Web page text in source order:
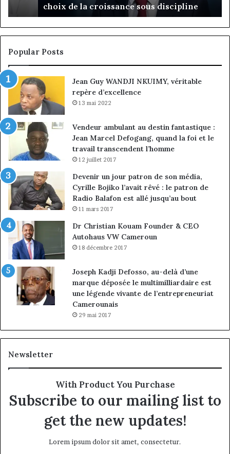
de
la
croissance
sous
discipline
choix de la croissance sous discipline
à
la
Popular Posts
Jean Guy WANDJI NKUIMY, véritable
repère d’excellence
13 mai 2022
Vendeur ambulant au destin fantastique :
Jean Marcel Defogang, quand la foi et le
travail transcendent l’homme
12 juillet 2017
Devenir un jour patron de son média,
Cyrille Bojiko l’avait rêvé : le patron de
Radio Balafon est allé jusqu’au bout
11 mars 2017
Dr Christian Kouam Founder & CEO
Autohaus VW Cameroun
18 décembre 2017
Joseph Kadji Defosso, au-delà d’une
marque déposée le multimilliardaire est
une légende vivante de l’entrepreneuriat
Camerounais
29 mai 2017
Newsletter
With Product You Purchase
Subscribe to our mailing list to
get the new updates!
Lorem ipsum dolor sit amet, consectetur.